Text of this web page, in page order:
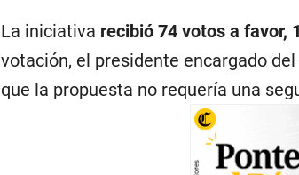
La iniciativa recibió 74 votos a favor,
votación, el presidente encargado
que la propuesta no requería una